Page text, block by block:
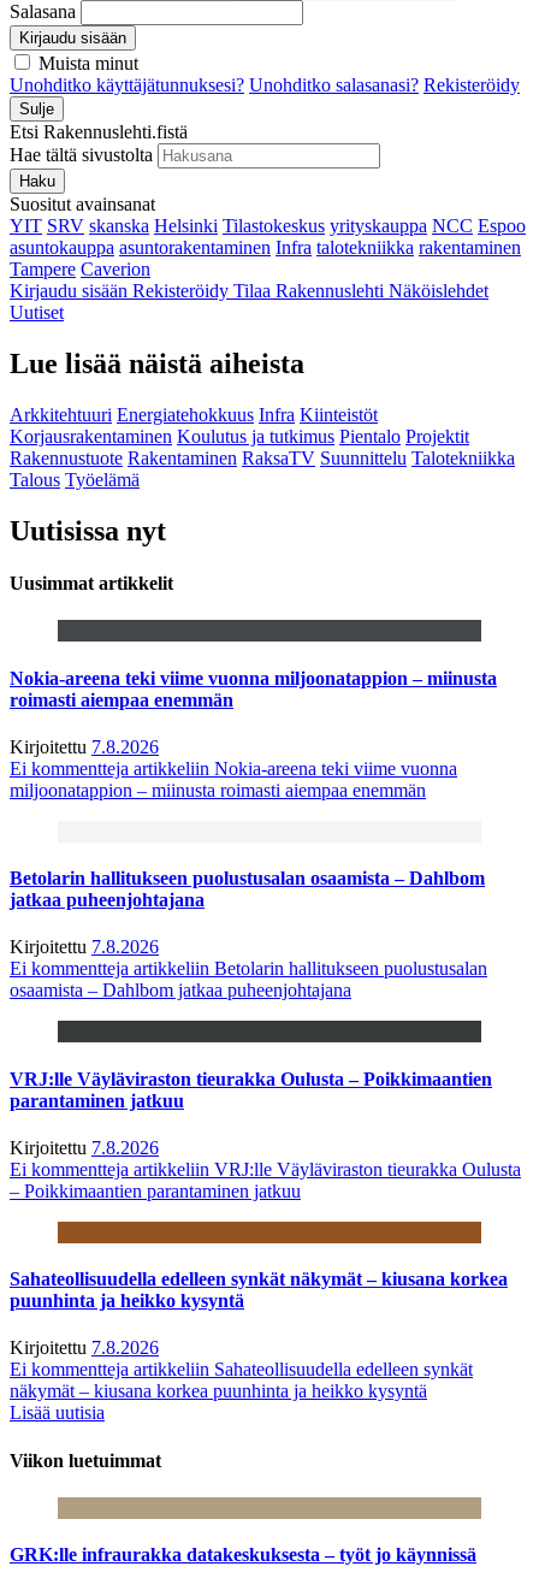
Salasana
Kirjaudu sisään
Muista minut
Unohditko käyttäjätunnuksesi? Unohditko salasanasi? Rekisteröidy
Sulje
Etsi Rakennuslehti.fistä
Hae tältä sivustolta
Haku
Suositut avainsanat
YIT SRV skanska Helsinki Tilastokeskus yrityskauppa NCC Espoo
asuntokauppa asuntorakentaminen Infra talotekniikka rakentaminen
Tampere Caverion
Kirjaudu sisään Rekisteröidy Tilaa Rakennuslehti Näköislehdet
Uutiset
Lue lisää näistä aiheista
Arkkitehtuuri Energiatehokkuus Infra Kiinteistöt
Korjausrakentaminen Koulutus ja tutkimus Pientalo Projektit
Rakennustuote Rakentaminen RaksaTV Suunnittelu Talotekniikka
Talous Työelämä
Uutisissa nyt
Uusimmat artikkelit
Nokia-areena teki viime vuonna miljoonatappion – miinusta
roimasti aiempaa enemmän
Kirjoitettu 7.8.2026
Ei kommentteja artikkeliin Nokia-areena teki viime vuonna
miljoonatappion – miinusta roimasti aiempaa enemmän
Betolarin hallitukseen puolustusalan osaamista – Dahlbom
jatkaa puheenjohtajana
Kirjoitettu 7.8.2026
Ei kommentteja artikkeliin Betolarin hallitukseen puolustusalan
osaamista – Dahlbom jatkaa puheenjohtajana
VRJ:lle Väyläviraston tieurakka Oulusta – Poikkimaantien
parantaminen jatkuu
Kirjoitettu 7.8.2026
Ei kommentteja artikkeliin VRJ:lle Väyläviraston tieurakka Oulusta
– Poikkimaantien parantaminen jatkuu
Sahateollisuudella edelleen synkät näkymät – kiusana korkea
puunhinta ja heikko kysyntä
Kirjoitettu 7.8.2026
Ei kommentteja artikkeliin Sahateollisuudella edelleen synkät
näkymät – kiusana korkea puunhinta ja heikko kysyntä
Lisää uutisia
Viikon luetuimmat
GRK:lle infraurakka datakeskuksesta – työt jo käynnissä